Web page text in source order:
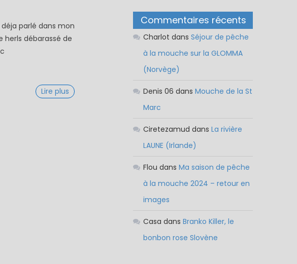
parlé dans mon
herls débarassé de
Lire plus
Commentaires récents
Charlot dansSéjour de pêche
à la mouche sur la GLOMMA
(Norvège)
Denis 06 dansMouche de la St
Marc
Ciretezamud dansLa rivière
LAUNE (Irlande)
Flou dansMa saison de pêche
à la mouche 2024 – retour en
images
Casa dansBranko Killer, le
bonbon rose Slovène